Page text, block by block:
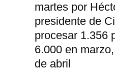
martes por
presidente de
procesar 1.356
6.000 en
de abril